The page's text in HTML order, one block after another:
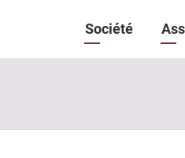
Navigation
Société